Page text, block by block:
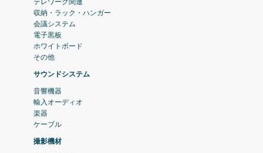
収納・ラック・ハンガー
会議システム
電子黒板
ホワイトボード
その他
サウンドシステム
音響機器
輸入オーディオ
楽器
ケーブル
撮影機材